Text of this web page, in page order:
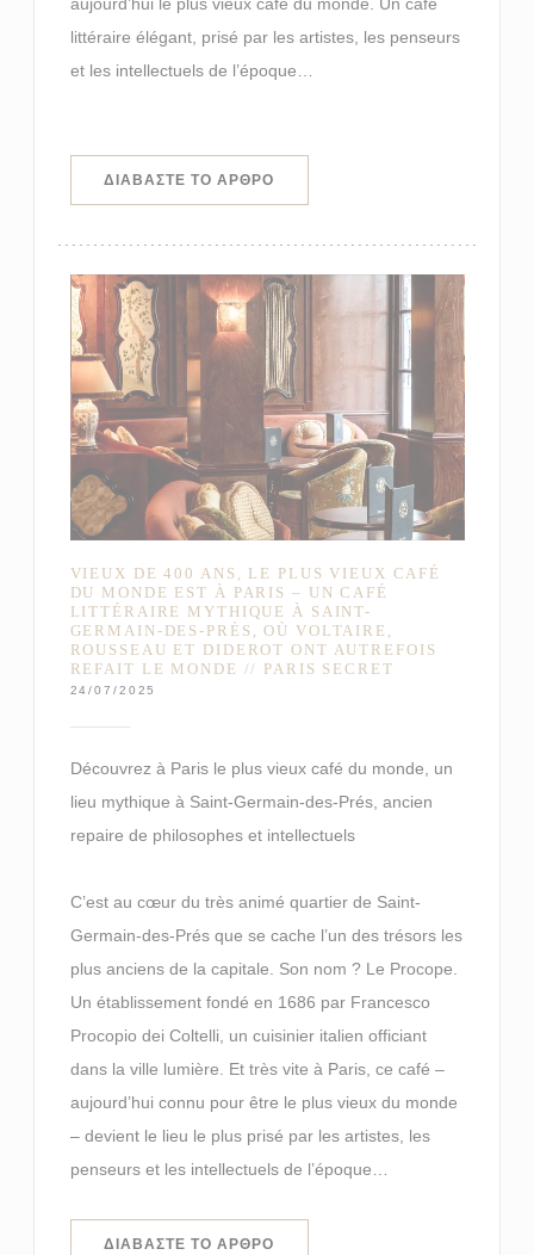
aujourd’hui le plus vieux café du monde. Un café
littéraire élégant, prisé par les artistes, les penseurs
et les intellectuels de l’époque…
ΔΙΑΒΆΣΤΕ ΤΟ ΆΡΘΡΟ
VIEUX DE 400 ANS, LE PLUS VIEUX CAFÉ
DU MONDE EST À PARIS – UN CAFÉ
LITTÉRAIRE MYTHIQUE À SAINT-
GERMAIN-DES-PRÈS, OÙ VOLTAIRE,
ROUSSEAU ET DIDEROT ONT AUTREFOIS
REFAIT LE MONDE // PARIS SECRET
24/07/2025
Découvrez à Paris le plus vieux café du monde, un
lieu mythique à Saint-Germain-des-Prés, ancien
repaire de philosophes et intellectuels
C’est au cœur du très animé quartier de Saint-
Germain-des-Prés que se cache l’un des trésors les
plus anciens de la capitale. Son nom ? Le Procope.
Un établissement fondé en 1686 par Francesco
Procopio dei Coltelli, un cuisinier italien officiant
dans la ville lumière. Et très vite à Paris, ce café –
aujourd’hui connu pour être le plus vieux du monde
– devient le lieu le plus prisé par les artistes, les
penseurs et les intellectuels de l’époque…
ΔΙΑΒΆΣΤΕ ΤΟ ΆΡΘΡΟ